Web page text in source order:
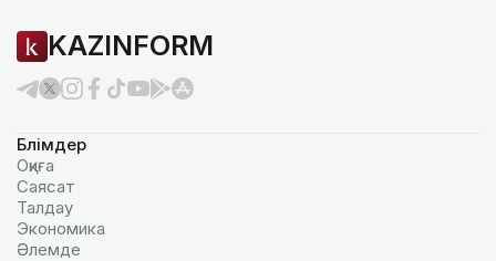
KAZINFORM
Бөлімдер
Оқиға
Саясат
Талдау
Экономика
Әлемде